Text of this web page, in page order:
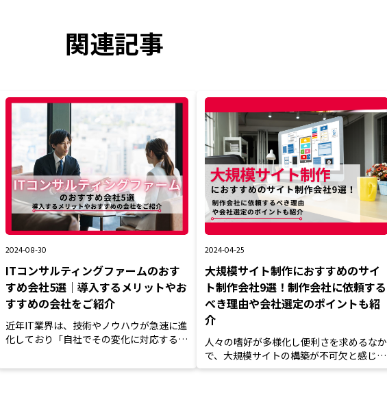
関連記事
2024-08-30
ITコンサルティングファームのおす
すめ会社5選｜導入するメリットやお
すすめの会社をご紹介
近年IT業界は、技術やノウハウが急速に進
化しており「自社でその変化に対応するの
2024-04-25
大規模サイト制作におすすめのサイ
ト制作会社9選！制作会社に依頼する
べき理由や会社選定のポイントも紹
介
人々の嗜好が多様化し便利さを求めるなか
で、大規模サイトの構築が不可欠と感じて
いる企業も多いのではない...